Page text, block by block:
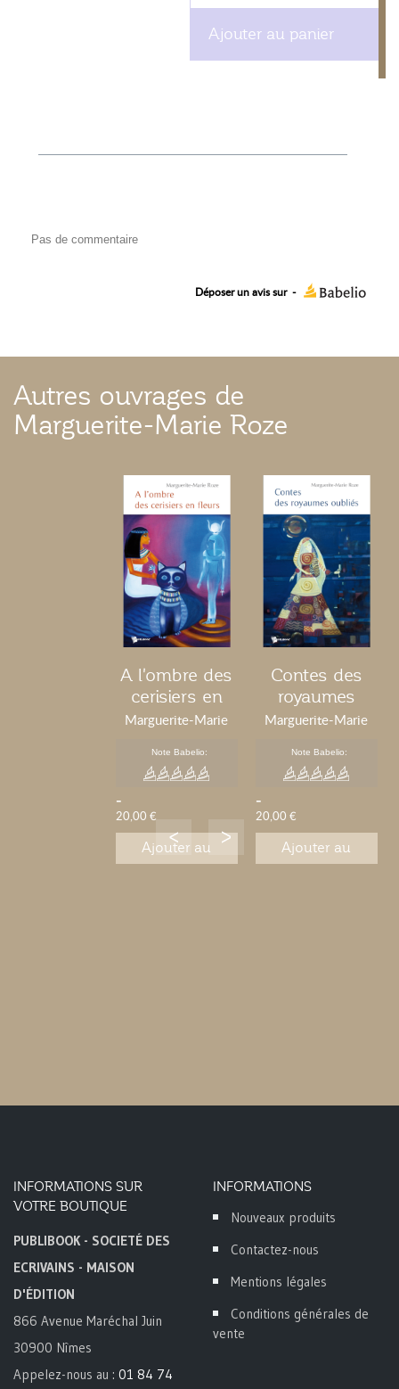
Ajouter au panier
Pas de commentaire
Déposer un avis sur -
Autres ouvrages de
Marguerite-Marie Roze
A l'ombre des
cerisiers en
fleur
Marguerite-Marie
Note Babelio:
-
20,00 €
Ajouter au
Contes des
royaumes
oubliés
Marguerite-Marie
Note Babelio:
-
20,00 €
Ajouter au
INFORMATIONS SUR
VOTRE BOUTIQUE
PUBLIBOOK - SOCIETÉ DES
ECRIVAINS - MAISON
D'ÉDITION
866 Avenue Maréchal Juin
30900 Nîmes
Appelez-nous au : 01 84 74
INFORMATIONS
Nouveaux produits
Contactez-nous
Mentions légales
Conditions générales de
vente